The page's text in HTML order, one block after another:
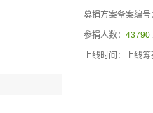
募捐方案备案编
参捐人数： 43790
上线时间：上线筹